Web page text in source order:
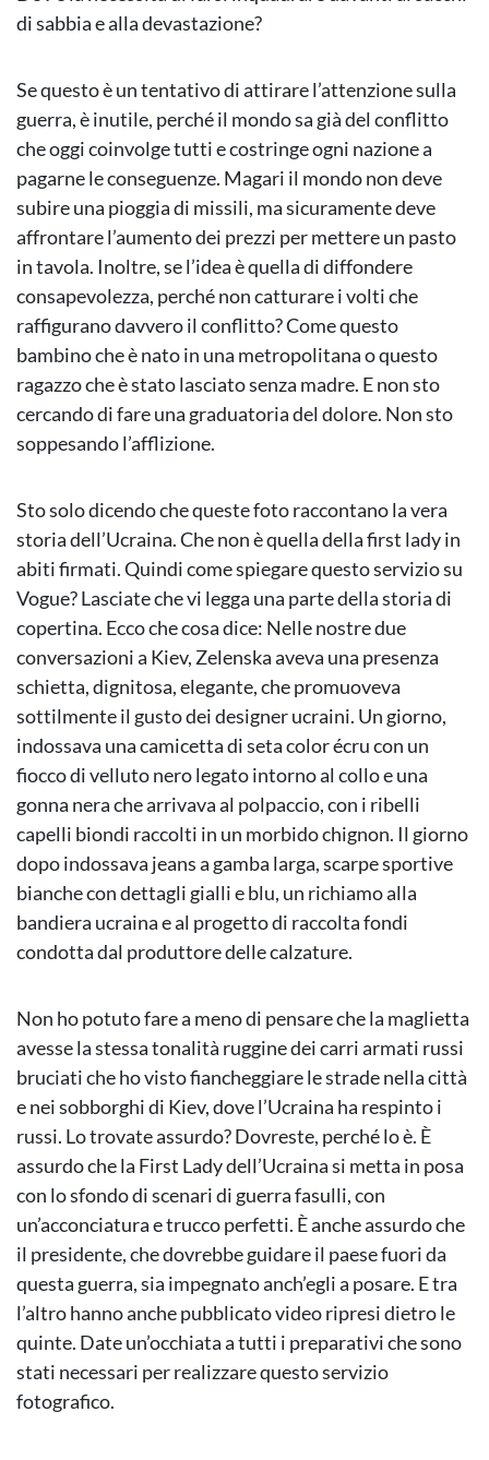
di sabbia e alla devastazione?
Se questo è un tentativo di attirare l’attenzione sulla
guerra, è inutile, perché il mondo sa già del conflitto
che oggi coinvolge tutti e costringe ogni nazione a
pagarne le conseguenze. Magari il mondo non deve
subire una pioggia di missili, ma sicuramente deve
affrontare l’aumento dei prezzi per mettere un pasto
in tavola. Inoltre, se l’idea è quella di diffondere
consapevolezza, perché non catturare i volti che
raffigurano davvero il conflitto? Come questo
bambino che è nato in una metropolitana o questo
ragazzo che è stato lasciato senza madre. E non sto
cercando di fare una graduatoria del dolore. Non sto
soppesando l’afflizione.
Sto solo dicendo che queste foto raccontano la vera
storia dell’Ucraina. Che non è quella della first lady in
abiti firmati. Quindi come spiegare questo servizio su
Vogue? Lasciate che vi legga una parte della storia di
copertina. Ecco che cosa dice: Nelle nostre due
conversazioni a Kiev, Zelenska aveva una presenza
schietta, dignitosa, elegante, che promuoveva
sottilmente il gusto dei designer ucraini. Un giorno,
indossava una camicetta di seta color écru con un
fiocco di velluto nero legato intorno al collo e una
gonna nera che arrivava al polpaccio, con i ribelli
capelli biondi raccolti in un morbido chignon. Il giorno
dopo indossava jeans a gamba larga, scarpe sportive
bianche con dettagli gialli e blu, un richiamo alla
bandiera ucraina e al progetto di raccolta fondi
condotta dal produttore delle calzature.
Non ho potuto fare a meno di pensare che la maglietta
avesse la stessa tonalità ruggine dei carri armati russi
bruciati che ho visto fiancheggiare le strade nella città
e nei sobborghi di Kiev, dove l’Ucraina ha respinto i
russi. Lo trovate assurdo? Dovreste, perché lo è. È
assurdo che la First Lady dell’Ucraina si metta in posa
con lo sfondo di scenari di guerra fasulli, con
un’acconciatura e trucco perfetti. È anche assurdo che
il presidente, che dovrebbe guidare il paese fuori da
questa guerra, sia impegnato anch’egli a posare. E tra
l’altro hanno anche pubblicato video ripresi dietro le
quinte. Date un’occhiata a tutti i preparativi che sono
stati necessari per realizzare questo servizio
fotografico.